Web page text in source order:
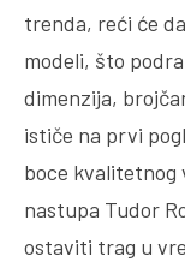
trenda, reći će
modeli, što
dimenzija,
ističe na prvi
boce
nastupa Tudor
ostaviti trag u